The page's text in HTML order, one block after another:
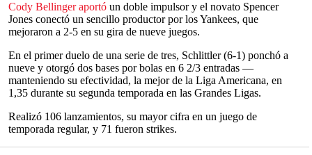
Cody Bellinger aportó un doble impulsor y el novato Spencer
Jones conectó un sencillo productor por los Yankees, que
mejoraron a 2-5 en su gira de nueve juegos.
En el primer duelo de una serie de tres, Schlittler (6-1) ponchó a
nueve y otorgó dos bases por bolas en 6 2/3 entradas —
manteniendo su efectividad, la mejor de la Liga Americana, en
1,35 durante su segunda temporada en las Grandes Ligas.
Realizó 106 lanzamientos, su mayor cifra en un juego de
temporada regular, y 71 fueron strikes.